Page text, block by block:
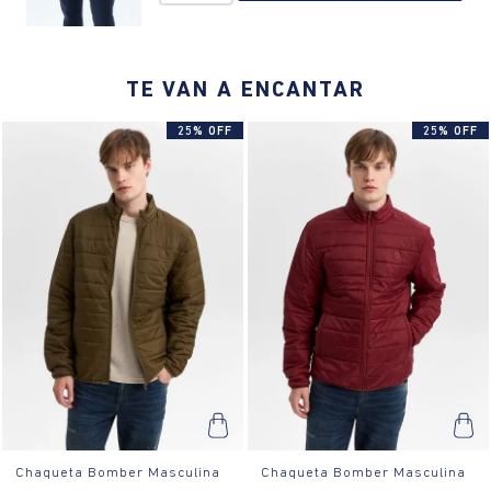
¿Cómo es el fit?:
eventos casuales.
TE VAN A ENCANTAR
25% OFF
Chaqueta Bomber Masculina
25% OFF
Chaqueta Bomber Masculina